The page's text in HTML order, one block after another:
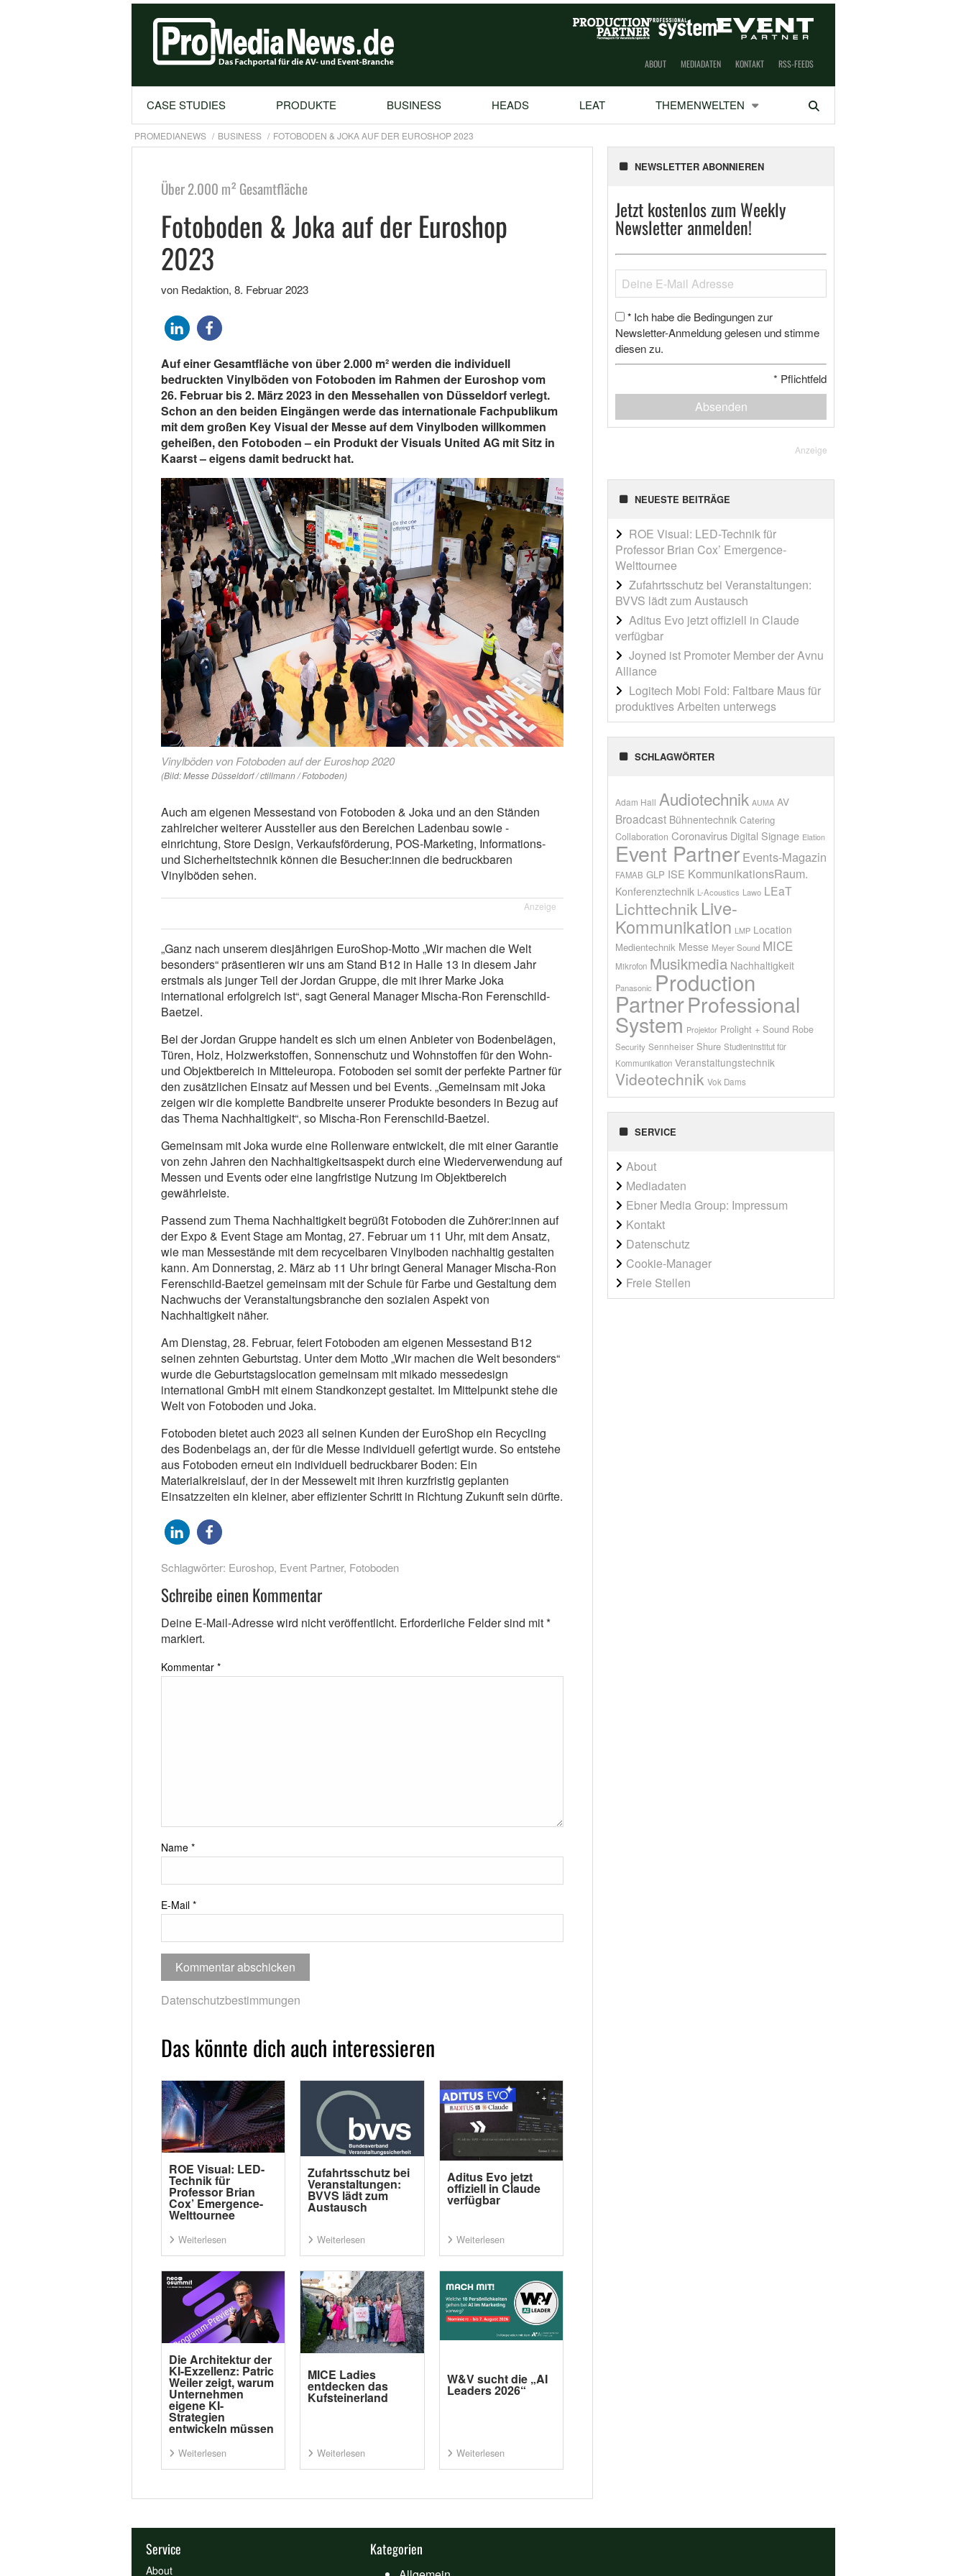
ABOUT MEDIADATEN KONTAKT RSS-FEEDS
CASE STUDIES PRODUKTE BUSINESS HEADS LEAT THEMENWELTEN Suchen
PROMEDIANEWS BUSINESS FOTOBODEN & JOKA AUF DER EUROSHOP 2023
Über 2.000 m² Gesamtfläche
Fotoboden & Joka auf der Euroshop
2023
von Redaktion, 8. Februar 2023
Auf einer Gesamtfläche von über 2.000 m² werden die individuell
bedruckten Vinylböden von Fotoboden im Rahmen der Euroshop vom
26. Februar bis 2. März 2023 in den Messehallen von Düsseldorf verlegt.
Schon an den beiden Eingängen werde das internationale Fachpublikum
mit dem großen Key Visual der Messe auf dem Vinylboden willkommen
geheißen, den Fotoboden – ein Produkt der Visuals United AG mit Sitz in
Kaarst – eigens damit bedruckt hat.
Vinylböden von Fotoboden auf der Euroshop 2020
(Bild: Messe Düsseldorf / ctillmann / Fotoboden)
Auch am eigenen Messestand von Fotoboden & Joka und an den Ständen
zahlreicher weiterer Aussteller aus den Bereichen Ladenbau sowie -
einrichtung, Store Design, Verkaufsförderung, POS-Marketing, Informations-
und Sicherheitstechnik können die Besucher:innen die bedruckbaren
Vinylböden sehen.
Anzeige
„Ganz nach unserem diesjährigen EuroShop-Motto „Wir machen die Welt
besonders“ präsentieren wir uns am Stand B12 in Halle 13 in diesem Jahr
erstmals als junger Teil der Jordan Gruppe, die mit ihrer Marke Joka
international erfolgreich ist“, sagt General Manager Mischa-Ron Ferenschild-
Baetzel.
Bei der Jordan Gruppe handelt es sich um einen Anbieter von Bodenbelägen,
Türen, Holz, Holzwerkstoffen, Sonnenschutz und Wohnstoffen für den Wohn-
und Objektbereich in Mitteleuropa. Fotoboden sei somit der perfekte Partner für
den zusätzlichen Einsatz auf Messen und bei Events. „Gemeinsam mit Joka
zeigen wir die komplette Bandbreite unserer Produkte besonders in Bezug auf
das Thema Nachhaltigkeit“, so Mischa-Ron Ferenschild-Baetzel.
Gemeinsam mit Joka wurde eine Rollenware entwickelt, die mit einer Garantie
von zehn Jahren den Nachhaltigkeitsaspekt durch eine Wiederverwendung auf
Messen und Events oder eine langfristige Nutzung im Objektbereich
gewährleiste.
Passend zum Thema Nachhaltigkeit begrüßt Fotoboden die Zuhörer:innen auf
der Expo & Event Stage am Montag, 27. Februar um 11 Uhr, mit dem Ansatz,
wie man Messestände mit dem recycelbaren Vinylboden nachhaltig gestalten
kann. Am Donnerstag, 2. März ab 11 Uhr bringt General Manager Mischa-Ron
Ferenschild-Baetzel gemeinsam mit der Schule für Farbe und Gestaltung dem
Nachwuchs der Veranstaltungsbranche den sozialen Aspekt von
Nachhaltigkeit näher.
Am Dienstag, 28. Februar, feiert Fotoboden am eigenen Messestand B12
seinen zehnten Geburtstag. Unter dem Motto „Wir machen die Welt besonders“
wurde die Geburtstagslocation gemeinsam mit mikado messedesign
international GmbH mit einem Standkonzept gestaltet. Im Mittelpunkt stehe die
Welt von Fotoboden und Joka.
Fotoboden bietet auch 2023 all seinen Kunden der EuroShop ein Recycling
des Bodenbelags an, der für die Messe individuell gefertigt wurde. So entstehe
aus Fotoboden erneut ein individuell bedruckbarer Boden: Ein
Materialkreislauf, der in der Messewelt mit ihren kurzfristig geplanten
Einsatzzeiten ein kleiner, aber effizienter Schritt in Richtung Zukunft sein dürfte.
Schlagwörter: Euroshop, Event Partner, Fotoboden
Schreibe einen Kommentar
Deine E-Mail-Adresse wird nicht veröffentlicht. Erforderliche Felder sind mit*
markiert.
Kommentar *
Name *
E-Mail *
Datenschutzbestimmungen
Das könnte dich auch interessieren
ROE Visual: LED-
Technik für
Professor Brian
Cox’ Emergence-
Welttournee
Weiterlesen
Zufahrtsschutz bei
Veranstaltungen:
BVVS lädt zum
Austausch
Weiterlesen
Aditus Evo jetzt
offiziell in Claude
verfügbar
Weiterlesen
Die Architektur der
KI-Exzellenz: Patric
Weiler zeigt, warum
Unternehmen
eigene KI-
Strategien
entwickeln müssen
Weiterlesen
MICE Ladies
entdecken das
Kufsteinerland
Weiterlesen
W&V sucht die „AI
Leaders 2026“
Weiterlesen
NEWSLETTER ABONNIEREN
Jetzt kostenlos zum Weekly
Newsletter anmelden!
* Ich habe die Bedingungen zur
Newsletter-Anmeldung gelesen und stimme
diesen zu.
* Pflichtfeld
Absenden
Anzeige
NEUESTE BEITRÄGE
ROE Visual: LED-Technik für
Professor Brian Cox’ Emergence-
Welttournee
Zufahrtsschutz bei Veranstaltungen:
BVVS lädt zum Austausch
Aditus Evo jetzt offiziell in Claude
verfügbar
Joyned ist Promoter Member der Avnu
Alliance
Logitech Mobi Fold: Faltbare Maus für
produktives Arbeiten unterwegs
SCHLAGWÖRTER
Adam Hall Audiotechnik AUMA AV
Broadcast Bühnentechnik Catering
Collaboration Coronavirus Digital Signage Elation
Event Partner Events-Magazin
FAMAB GLP ISE KommunikationsRaum.
Konferenztechnik L-Acoustics Lawo LEaT
Lichttechnik Live-
Kommunikation LMP Location
Medientechnik Messe Meyer Sound MICE
Mikrofon Musikmedia Nachhaltigkeit
Panasonic Production
PartnerProfessional
System Projektor Prolight + Sound Robe
Security Sennheiser Shure Studieninstitut für
Kommunikation Veranstaltungstechnik
Videotechnik Vok Dams
SERVICE
About
Mediadaten
Ebner Media Group: Impressum
Kontakt
Datenschutz
Cookie-Manager
Freie Stellen
Service
About
Kategorien